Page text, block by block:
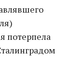
потерпела